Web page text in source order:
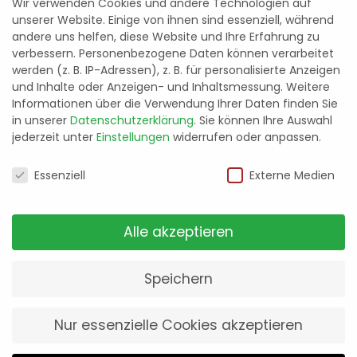
ebenso selbstverständlich wie eine
professionelle Küchendemontage und -
remontage von unserem hauseigenem
Küchenmonteur. Bei Bedarf reicht es sogar
aus, wenn Sie uns Ihren Schlüssel geben und
wir erledigen den Rest. Vom Einpacken bis
zum Auspacken – nach dem Umzug finden
vor.
Ob innerhalb Deutschlands, ins
benachbarte Ausland oder nach Übersee:
kein Gut ist uns zu klein oder zu groß, um
nicht eine adäquate und kostengünstige
Lösung zu erarbeiten. Dabei sind wir in der
Transportverpackungen herzustellen,
Wir verwenden Cookies und andere Technologien auf
unserer Website. Einige von ihnen sind essenziell, während
andere uns helfen, diese Website und Ihre Erfahrung zu
verbessern. Personenbezogene Daten können verarbeitet
werden (z. B. IP-Adressen), z. B. für personalisierte Anzeigen
und Inhalte oder Anzeigen- und Inhaltsmessung. Weitere
Informationen über die Verwendung Ihrer Daten finden Sie
in unserer Datenschutzerklärung. Sie können Ihre Auswahl
jederzeit unter Einstellungen widerrufen oder anpassen.
Datenschutzeinstellungen
Essenziell Externe Medien
Alle akzeptieren
Speichern
Nur essenzielle Cookies akzeptieren